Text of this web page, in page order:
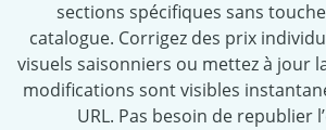
sections spécifiques sans
catalogue. Corrigez des prix
visuels saisonniers ou mettez à jour
modifications sont visibles
URL. Pas besoin de republier